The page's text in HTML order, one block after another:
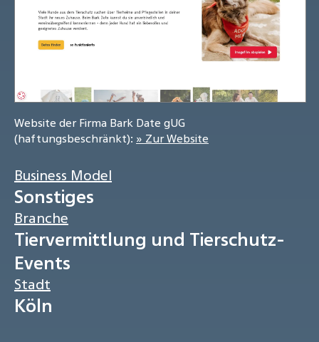
Website der Firma Bark Date gUG
(haftungsbeschränkt): » Zur Website
Business Model
Sonstiges
Branche
Tiervermittlung und Tierschutz-
Events
Stadt
Köln